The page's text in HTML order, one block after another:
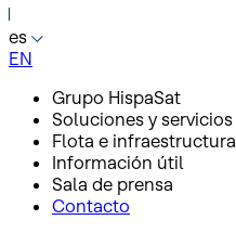
es
EN
Grupo HispaSat
Soluciones y servicios
Flota e infraestructura
Información útil
Sala de prensa
Contacto